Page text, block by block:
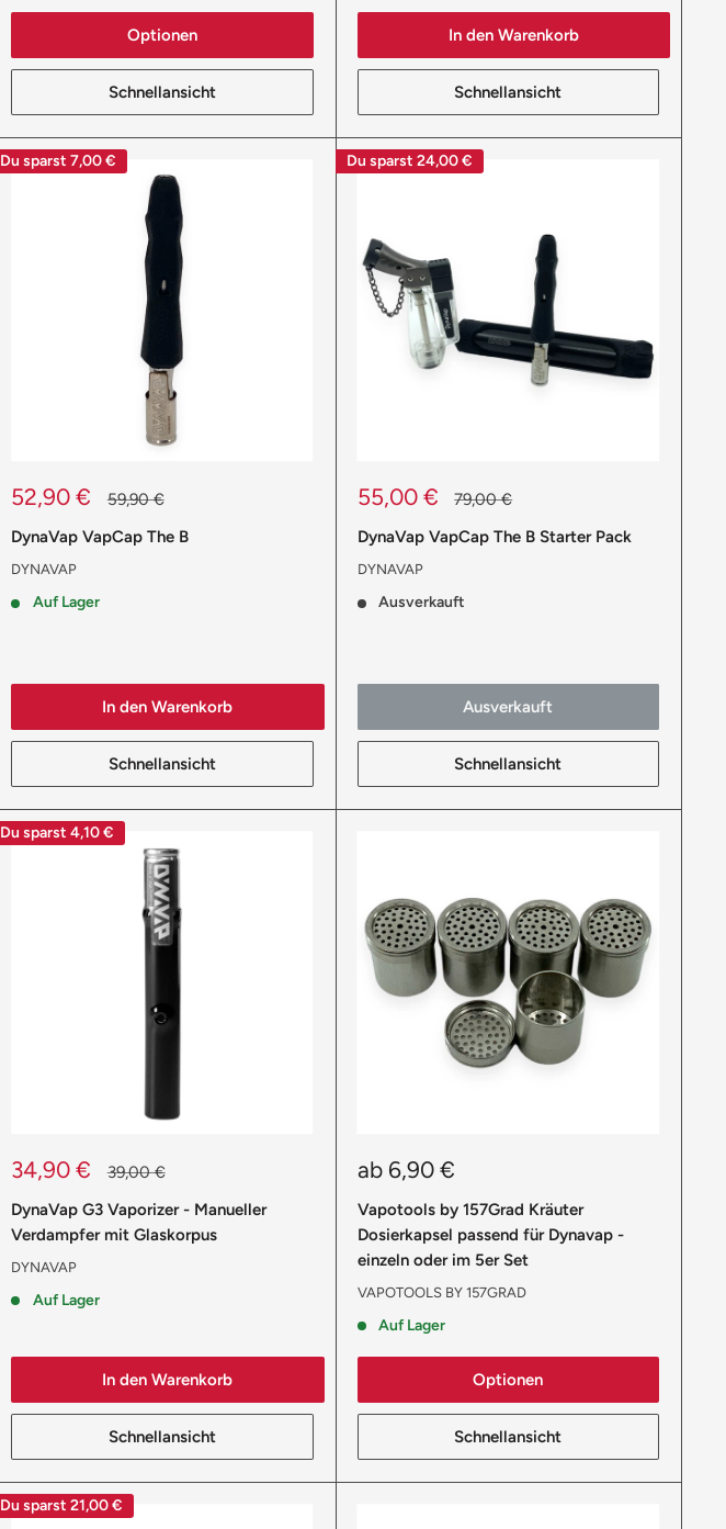
Optionen
Schnellansicht
In den Warenkorb
Schnellansicht
Du sparst 7,00 €
Sonderpreis
52,90 € Normalpreis
59,90 €
DynaVap VapCap The B
DYNAVAP
Auf Lager
In den Warenkorb
Schnellansicht
Du sparst 24,00 €
Sonderpreis
55,00 € Normalpreis
79,00 €
DynaVap VapCap The B Starter Pack
DYNAVAP
Ausverkauft
Ausverkauft
Schnellansicht
Du sparst 4,10 €
Sonderpreis
34,90 € Normalpreis
39,00 €
DynaVap G3 Vaporizer - Manueller
Verdampfer mit Glaskorpus
DYNAVAP
Auf Lager
In den Warenkorb
Schnellansicht
Sonderpreis
ab 6,90 €
Vapotools by 157Grad Kräuter
Dosierkapsel passend für Dynavap -
einzeln oder im 5er Set
VAPOTOOLS BY 157GRAD
Auf Lager
Optionen
Schnellansicht
Du sparst 21,00 €